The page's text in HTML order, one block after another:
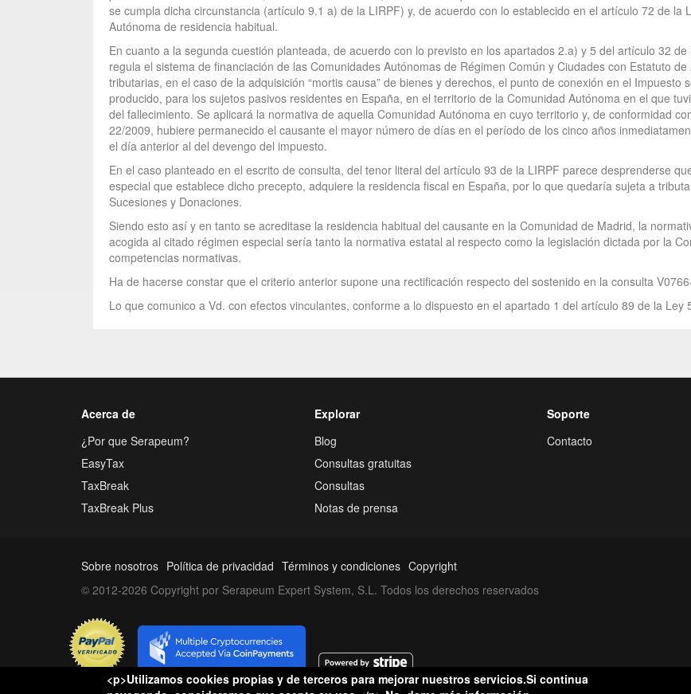
se cumpla dicha circunstancia (artículo 9.1 a) de la LIRPF) y, de acuerdo con lo establecido en el artículo 72 de la
Autónoma de residencia habitual.
En cuanto a la segunda cuestión planteada, de acuerdo con lo previsto en los apartados 2.a) y 5 del artículo 32
regula el sistema de financiación de las Comunidades Autónomas de Régimen Común y Ciudades con Estatuto
tributarias, en el caso de la adquisición “mortis causa” de bienes y derechos, el punto de conexión en el Impuesto
producido, para los sujetos pasivos residentes en España, en el territorio de la Comunidad Autónoma en el que
del fallecimiento. Se aplicará la normativa de aquella Comunidad Autónoma en cuyo territorio y, de conformidad
22/2009, hubiere permanecido el causante el mayor número de días en el período de los cinco años
el día anterior al del devengo del impuesto.
En el caso planteado en el escrito de consulta, del tenor literal del artículo 93 de la LIRPF parece desprenderse
especial que establece dicho precepto, adquiere la residencia fiscal en España, por lo que quedaría sujeta a
Sucesiones y Donaciones.
Siendo esto así y en tanto se acreditase la residencia habitual del causante en la Comunidad de Madrid, la
acogida al citado régimen especial sería tanto la normativa estatal al respecto como la legislación dictada por la
competencias normativas.
Ha de hacerse constar que el criterio anterior supone una rectificación respecto del sostenido en la consulta
Lo que comunico a Vd. con efectos vinculantes, conforme a lo dispuesto en el apartado 1 del artículo 89 de la
Acerca de
¿Por que Serapeum?
EasyTax
TaxBreak
TaxBreak Plus
Explorar
Blog
Consultas gratuitas
Consultas
Notas de prensa
Soporte
Contacto
Sobre nosotros Política de privacidad Términos y condiciones Copyright
© 2012-2026 Copyright por Serapeum Expert System, S.L. Todos los derechos reservados
<p>Utilizamos cookies propias y de terceros para mejorar nuestros servicios.Si continua